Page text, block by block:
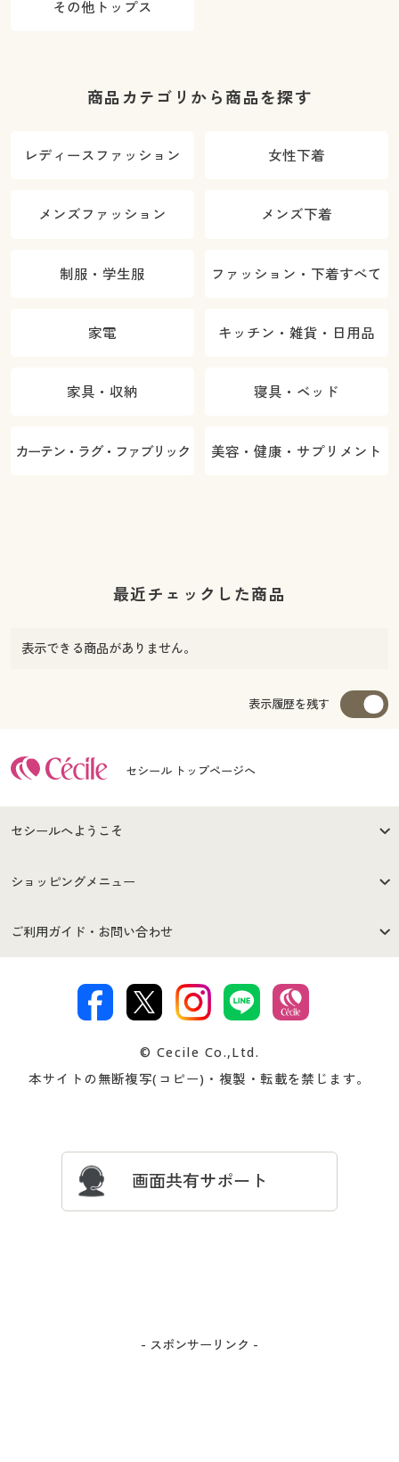
その他トップス
商品カテゴリから商品を探す
レディースファッション 女性下着
メンズファッション メンズ下着
制服・学生服 ファッション・下着すべて
家電 キッチン・雑貨・日用品
家具・収納 寝具・ベッド
カーテン・ラグ・ファブリック 美容・健康・サプリメント
最近チェックした商品
表示できる商品がありません。
表示履歴を残す
セシール トップページへ
セシールへようこそ
はじめての方へ
セシールご利用規約
著作権・商標について 会社案内
ショッピングメニュー
商品カテゴリ
プレゼント＆キャンペーン サイトマップ
ご利用ガイド・お問い合わせ
交換・返品は お支払は
ついて
忘れの場合
© Cecile Co.,Ltd.
本サイトの無断複写(コピー)・複製・転載を禁じます。
画面共有サポート
- スポンサーリンク -